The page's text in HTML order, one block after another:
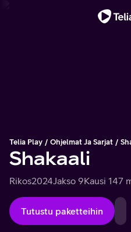
Telia Play Ohjelmat Ja Sarjat
Shakaali
Rikos2024Jakso 9Kausi 147
Tutustu paketteihin